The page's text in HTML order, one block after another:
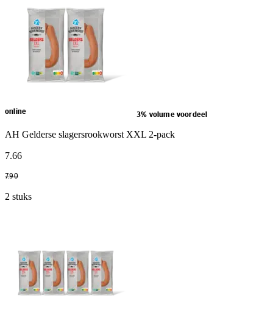
online 3% volume voordeel
AH Gelderse slagersrookworst XXL 2-pack
7.66
7.90
2 stuks